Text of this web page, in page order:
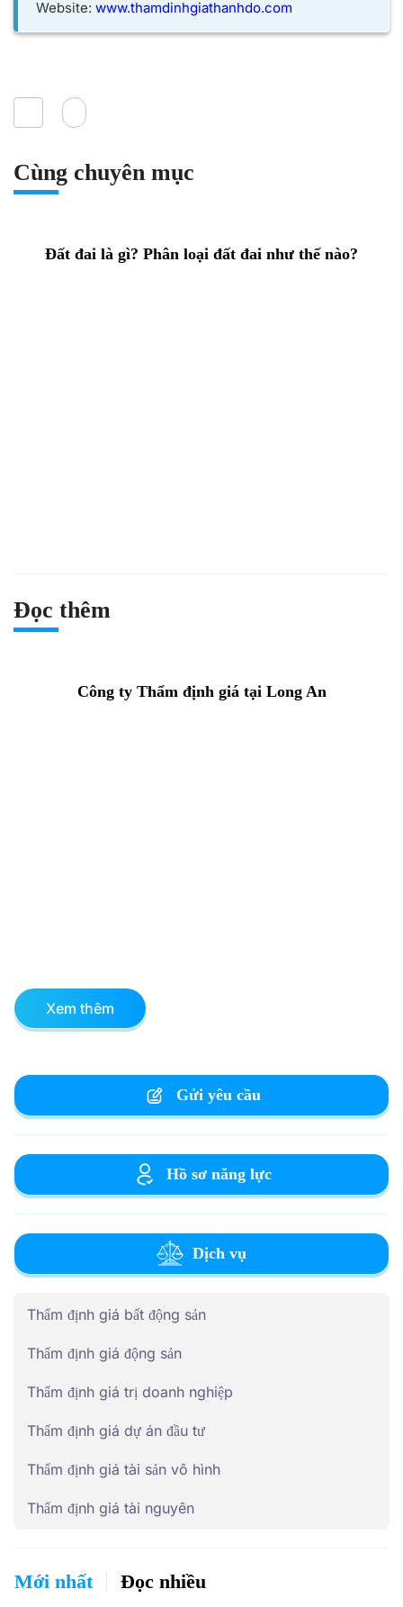
Website: www.thamdinhgiathanhdo.com
Cùng chuyên mục
Đất đai là gì? Phân loại đất đai như thế nào?
Đọc thêm
Công ty Thẩm định giá tại Long An
Xem thêm
Gửi yêu cầu
Hồ sơ năng lực
Dịch vụ
Thẩm định giá bất động sản
Thẩm định giá động sản
Thẩm định giá trị doanh nghiệp
Thẩm định giá dự án đầu tư
Thẩm định giá tài sản vô hình
Thẩm định giá tài nguyên
Mới nhất Đọc nhiều